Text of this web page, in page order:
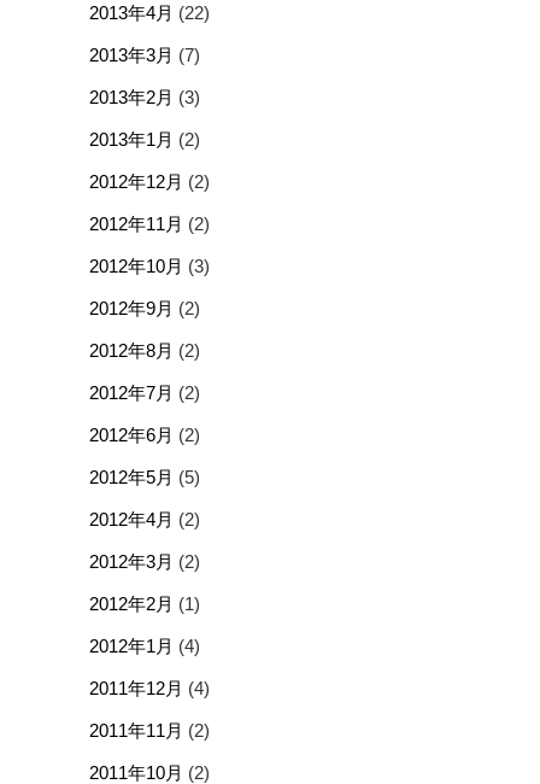
2013年4月 (22)
2013年3月 (7)
2013年2月 (3)
2013年1月 (2)
2012年12月 (2)
2012年11月 (2)
2012年10月 (3)
2012年9月 (2)
2012年8月 (2)
2012年7月 (2)
2012年6月 (2)
2012年5月 (5)
2012年4月 (2)
2012年3月 (2)
2012年2月 (1)
2012年1月 (4)
2011年12月 (4)
2011年11月 (2)
2011年10月 (2)